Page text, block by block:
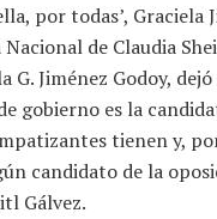
por todas’, Graciela
Nacional de Claudia
G. Jiménez Godoy,
gobierno es la
tienen y,
candidato de la
Gálvez.